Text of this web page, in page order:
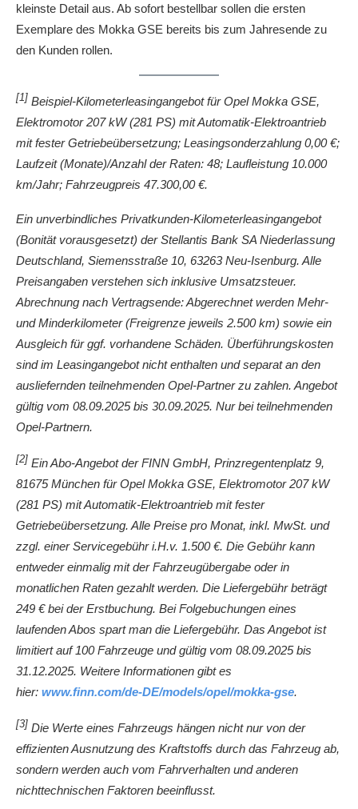
kleinste Detail aus. Ab sofort bestellbar sollen die ersten
Exemplare des Mokka GSE bereits bis zum Jahresende zu
den Kunden rollen.
[1] Beispiel-Kilometerleasingangebot für Opel Mokka GSE,
Elektromotor 207 kW (281 PS) mit Automatik-Elektroantrieb
mit fester Getriebeübersetzung; Leasingsonderzahlung 0,00 €;
Laufzeit (Monate)/Anzahl der Raten: 48; Laufleistung 10.000
km/Jahr; Fahrzeugpreis 47.300,00 €.
Ein unverbindliches Privatkunden-Kilometerleasingangebot
(Bonität vorausgesetzt) der Stellantis Bank SA Niederlassung
Deutschland, Siemensstraße 10, 63263 Neu-Isenburg. Alle
Preisangaben verstehen sich inklusive Umsatzsteuer.
Abrechnung nach Vertragsende: Abgerechnet werden Mehr-
und Minderkilometer (Freigrenze jeweils 2.500 km) sowie ein
Ausgleich für ggf. vorhandene Schäden. Überführungskosten
sind im Leasingangebot nicht enthalten und separat an den
ausliefernden teilnehmenden Opel-Partner zu zahlen. Angebot
gültig vom 08.09.2025 bis 30.09.2025. Nur bei teilnehmenden
Opel-Partnern.
[2] Ein Abo-Angebot der FINN GmbH, Prinzregentenplatz 9,
81675 München für Opel Mokka GSE, Elektromotor 207 kW
(281 PS) mit Automatik-Elektroantrieb mit fester
Getriebeübersetzung. Alle Preise pro Monat, inkl. MwSt. und
zzgl. einer Servicegebühr i.H.v. 1.500 €. Die Gebühr kann
entweder einmalig mit der Fahrzeugübergabe oder in
monatlichen Raten gezahlt werden. Die Liefergebühr beträgt
249 € bei der Erstbuchung. Bei Folgebuchungen eines
laufenden Abos spart man die Liefergebühr. Das Angebot ist
limitiert auf 100 Fahrzeuge und gültig vom 08.09.2025 bis
31.12.2025. Weitere Informationen gibt es
hier: www.finn.com/de-DE/models/opel/mokka-gse.
[3] Die Werte eines Fahrzeugs hängen nicht nur von der
effizienten Ausnutzung des Kraftstoffs durch das Fahrzeug ab,
sondern werden auch vom Fahrverhalten und anderen
nichttechnischen Faktoren beeinflusst.